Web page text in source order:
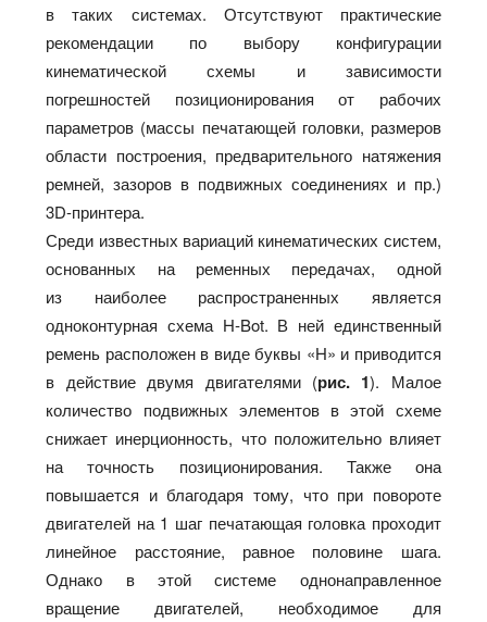
в таких системах. Отсутствуют практические
рекомендации по выбору конфигурации
кинематической схемы и зависимости
погрешностей позиционирования от рабочих
параметров (массы печатающей головки, размеров
области построения, предварительного натяжения
ремней, зазоров в подвижных соединениях и пр.)
3D-принтера.
Среди известных вариаций кинематических систем,
основанных на ременных передачах, одной
из наиболее распространенных является
одноконтурная схема H‑Bot. В ней единственный
ремень расположен в виде буквы «H» и приводится
в действие двумя двигателями (рис. 1). Малое
количество подвижных элементов в этой схеме
снижает инерционность, что положительно влияет
на точность позиционирования. Также она
повышается и благодаря тому, что при повороте
двигателей на 1 шаг печатающая головка проходит
линейное расстояние, равное половине шага.
Однако в этой системе однонаправленное
вращение двигателей, необходимое для